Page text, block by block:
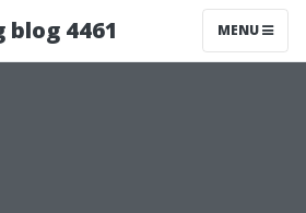
4461 MENU